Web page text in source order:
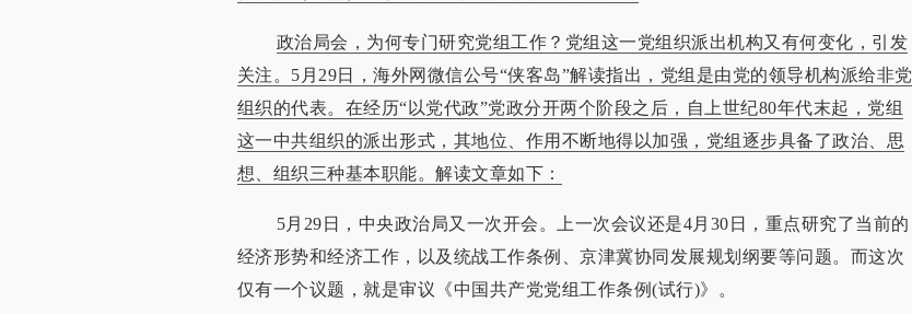
政治局会，为何专门研究党组工作？党组这一党组织派出机构又有何变化，引发
关注。5月29日，海外网微信公号“侠客岛”解读指出，党组是由党的领导机构派给非党
组织的代表。在经历“以党代政”党政分开两个阶段之后，自上世纪80年代末起，党组
这一中共组织的派出形式，其地位、作用不断地得以加强，党组逐步具备了政治、思
想、组织三种基本职能。解读文章如下：
5月29日，中央政治局又一次开会。上一次会议还是4月30日，重点研究了当前的
经济形势和经济工作，以及统战工作条例、京津冀协同发展规划纲要等问题。而这次
仅有一个议题，就是审议《中国共产党党组工作条例(试行)》。